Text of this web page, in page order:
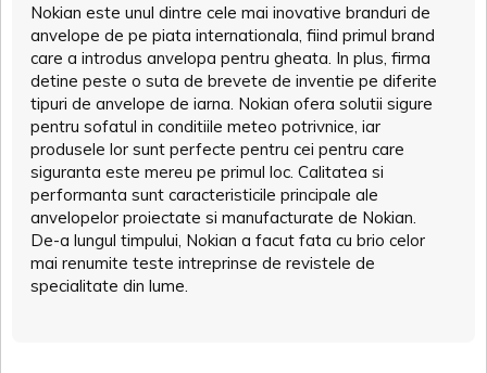
Nokian este unul dintre cele mai inovative branduri de
anvelope de pe piata internationala, fiind primul brand
care a introdus anvelopa pentru gheata. In plus, firma
detine peste o suta de brevete de inventie pe diferite
tipuri de anvelope de iarna. Nokian ofera solutii sigure
pentru sofatul in conditiile meteo potrivnice, iar
produsele lor sunt perfecte pentru cei pentru care
siguranta este mereu pe primul loc. Calitatea si
performanta sunt caracteristicile principale ale
anvelopelor proiectate si manufacturate de Nokian.
De-a lungul timpului, Nokian a facut fata cu brio celor
mai renumite teste intreprinse de revistele de
specialitate din lume.